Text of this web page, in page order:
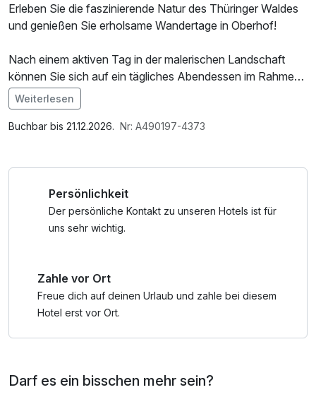
Erleben Sie die faszinierende Natur des Thüringer Waldes
und genießen Sie erholsame Wandertage in Oberhof!
Nach einem aktiven Tag in der malerischen Landschaft
können Sie sich auf ein tägliches Abendessen im Rahmen
der Halbpension freuen. Jeden Morgen erwartet Sie zudem
ein reichhaltiges Frühstücksbuffet, und für Ihre
Wanderungen stellen wir Ihnen ein Lunchpaket mit einer
unser Wellnessbereich zur freien Nutzung offen.
Ein Kurzurlaub, der Körper und Geist neue Energie schenkt!
Im Angebot enthalten
1 Flasche Mineralwasser
Weiterlesen
Buchbar bis 21.12.2026. Nr: A490197-4373
Persönlichkeit
Der persönliche Kontakt zu unseren Hotels ist für
uns sehr wichtig.
Zahle vor Ort
Freue dich auf deinen Urlaub und zahle bei diesem
Hotel erst vor Ort.
Darf es ein bisschen mehr sein?